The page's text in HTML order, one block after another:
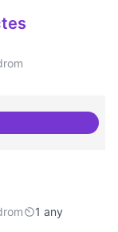
amb projectes
1 any